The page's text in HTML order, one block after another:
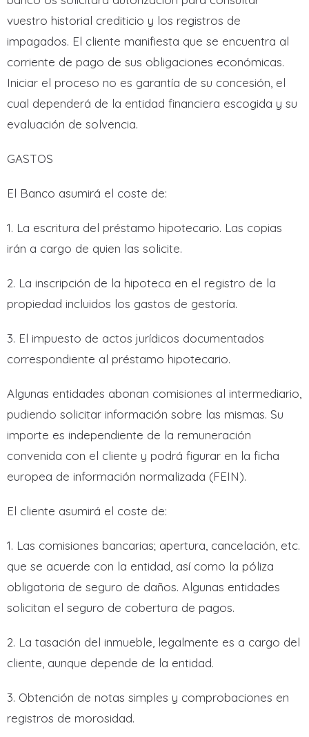
vuestro historial crediticio y los registros de
impagados. El cliente manifiesta que se encuentra al
corriente de pago de sus obligaciones económicas.
Iniciar el proceso no es garantía de su concesión, el
cual dependerá de la entidad financiera escogida y su
evaluación de solvencia.
GASTOS
El Banco asumirá el coste de:
1. La escritura del préstamo hipotecario. Las copias
irán a cargo de quien las solicite.
2. La inscripción de la hipoteca en el registro de la
propiedad incluidos los gastos de gestoría.
3. El impuesto de actos jurídicos documentados
correspondiente al préstamo hipotecario.
Algunas entidades abonan comisiones al intermediario,
pudiendo solicitar información sobre las mismas. Su
importe es independiente de la remuneración
convenida con el cliente y podrá figurar en la ficha
europea de información normalizada (FEIN).
El cliente asumirá el coste de:
1. Las comisiones bancarias; apertura, cancelación, etc.
que se acuerde con la entidad, así como la póliza
obligatoria de seguro de daños. Algunas entidades
solicitan el seguro de cobertura de pagos.
2. La tasación del inmueble, legalmente es a cargo del
cliente, aunque depende de la entidad.
3. Obtención de notas simples y comprobaciones en
registros de morosidad.